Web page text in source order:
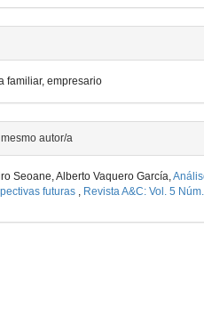
familiar, empresario
autor/a
Seoane, Alberto Vaquero García,
futuras , Revista A&C: Vol. 5